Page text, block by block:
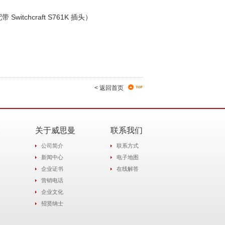
Switchcraft S761K 插头）
< 返回首页
关于威思曼
公司简介
新闻中心
企业证书
营销电话
企业文化
招贤纳士
联系我们
联系方式
电子地图
在线解答